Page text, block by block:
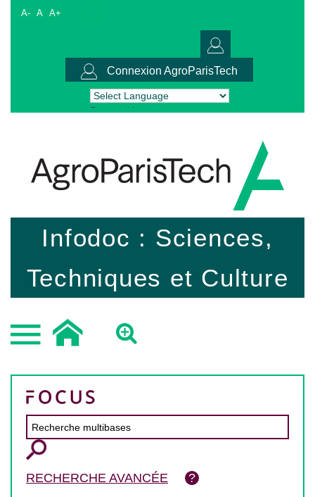
A- A A+
Connexion AgroParisTech
Powered by Translate
Infodoc : Sciences,
Techniques et Culture
RECHERCHE AVANCÉE